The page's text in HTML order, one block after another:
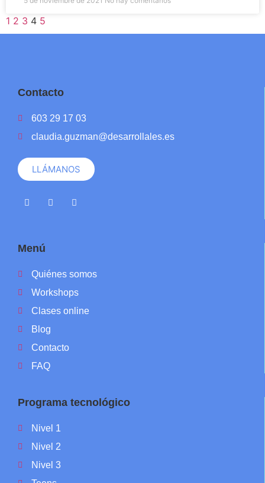
1 2 3 4 5
Contacto
603 29 17 03
claudia.guzman@desarrollales.es
LLÁMANOS
Menú
Quiénes somos
Workshops
Clases online
Blog
Contacto
FAQ
Programa tecnológico
Nivel 1
Nivel 2
Nivel 3